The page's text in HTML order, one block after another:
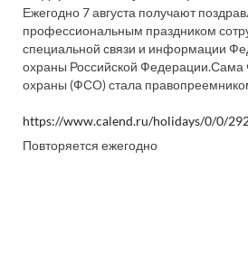
Ежегодно 7 августа получают
профессиональным праздником
специальной связи и информации
охраны Российской Федерации.Сама
охраны (ФСО) стала
https://www.calend.ru/holidays/0/0/
Повторяется ежегодно